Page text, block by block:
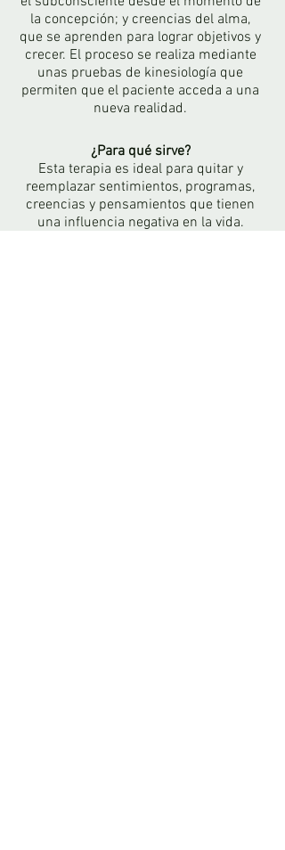
la concepción; y creencias del alma,
que se aprenden para lograr objetivos y
crecer. El proceso se realiza mediante
unas pruebas de kinesiología que
permiten que el paciente acceda a una
nueva realidad.
¿Para qué sirve?
Esta terapia es ideal para quitar y
reemplazar sentimientos, programas,
creencias y pensamientos que tienen
una influencia negativa en la vida.